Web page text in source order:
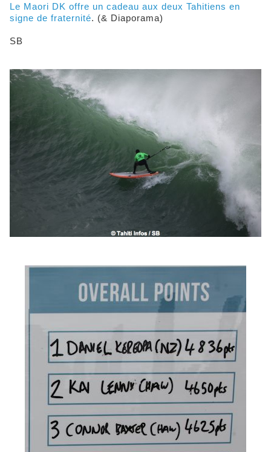
Le Maori DK offre un cadeau aux deux Tahitiens en
signe de fraternité. (& Diaporama)
SB